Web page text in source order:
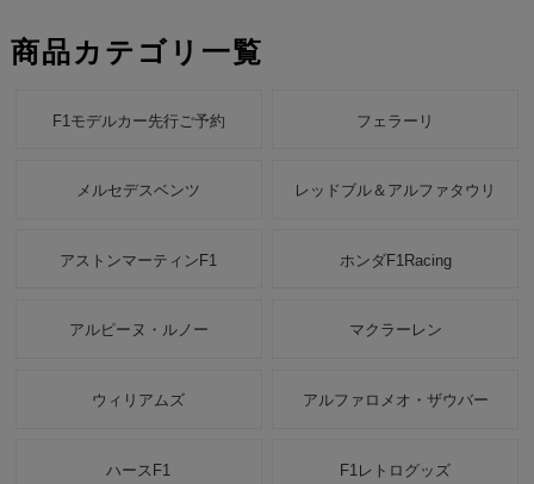
商品カテゴリ一覧
F1モデルカー先行ご予約 フェラーリ
メルセデスベンツ レッドブル＆アルファタウリ
アストンマーティンF1 ホンダF1Racing
アルピーヌ・ルノー マクラーレン
ウィリアムズ アルファロメオ・ザウバー
ハースF1 F1レトログッズ